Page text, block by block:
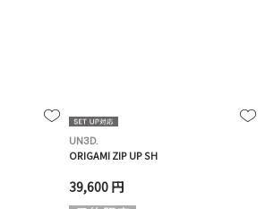
UN3D.
ORIGAMI ZIP UP SH
39,600 円